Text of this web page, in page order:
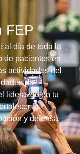
FEP
al día de toda la
de pacientes en
actividades del
de
liderazgo en tu
la
y defensa